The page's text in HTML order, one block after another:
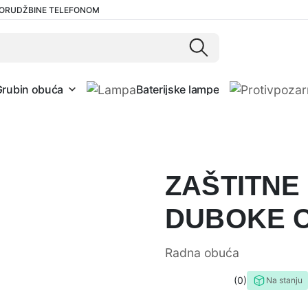
TELEFONOM
obuća Baterijske lampe
DUBOKE
Radna obuća
0 Na stanju